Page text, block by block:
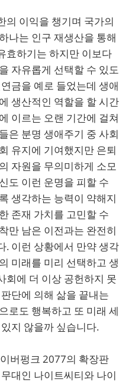
의 이익을 챙기며 국가의
나는 인구 재생산을 통해
효하기는 하지만 이보다
자유롭게 선택할 수 있도
금을 예로 들었는데 생애
생산적인 역할을 할 시간
이르는 오랜 기간에 걸쳐
은 분명 생애주기 중 사회
유지에 기여했지만 은퇴
자원을 무의미하게 소모
도 이런 운명을 피할 수
생각하는 능력이 약해지
존재 가치를 고민할 수
만 남은 이전과는 완전히
. 이런 상황에서 만약 생각
미래를 미리 선택하고 생
회에 더 이상 공헌하지 못
단에 의해 삶을 끝내는
로도 행복하고 또 미래 세
지 않을까 싶습니다.
버펑크 2077의 확장판
대인 나이트씨티와 나이